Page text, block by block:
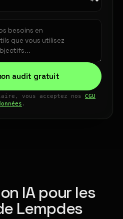
audit gratuit
vous acceptez nos CGU
.
IA pour les
Lempdes